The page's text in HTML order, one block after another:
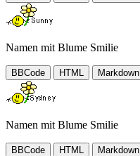
Namen mit Blume Smilie
BBCode HTML Markdown
Namen mit Blume Smilie
BBCode HTML Markdown